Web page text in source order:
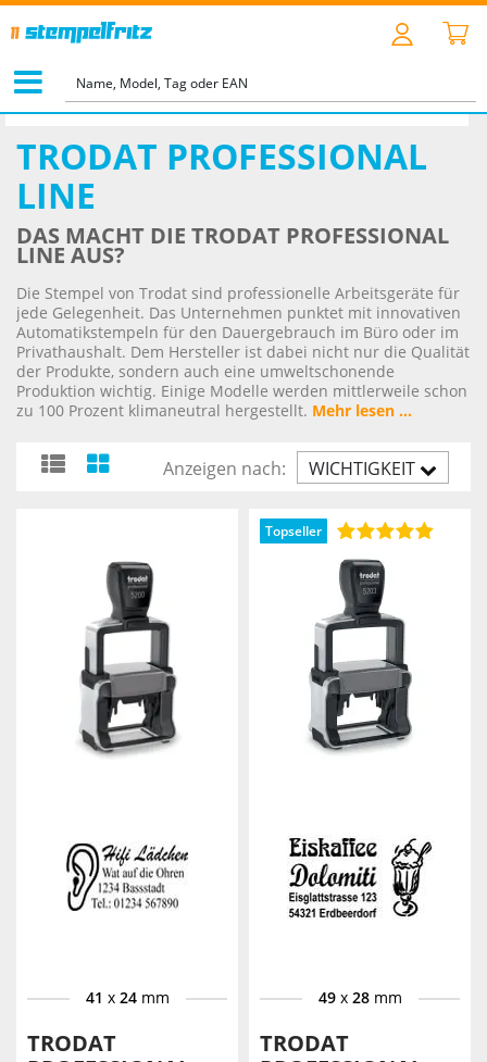
>
TRODAT PROFESSIONAL LINE
TRODAT PROFESSIONAL
LINE
DAS MACHT DIE TRODAT PROFESSIONAL
LINE AUS?
Die Stempel von Trodat sind professionelle Arbeitsgeräte für
jede Gelegenheit. Das Unternehmen punktet mit innovativen
Automatikstempeln für den Dauergebrauch im Büro oder im
Privathaushalt. Dem Hersteller ist dabei nicht nur die Qualität
der Produkte, sondern auch eine umweltschonende
Produktion wichtig. Einige Modelle werden mittlerweile schon
zu 100 Prozent klimaneutral hergestellt. Mehr lesen ...
WICHTIGKEIT
Anzeigen nach:
41 x 24mm
TRODAT
Topseller
49x 28mm
TRODAT